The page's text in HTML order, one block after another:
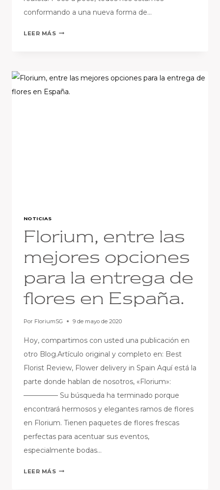
conformando a una nueva forma de…
LEER MÁS MOMENTO
EN
FLORISTERÍA
NOTICIAS
Florium, entre las
mejores opciones
para la entrega de
flores en España.
Por FloriumSG 9 de mayo de 2020
Hoy, compartimos con usted una publicación en
otro Blog.Artículo original y completo en: Best
Florist Review, Flower delivery in Spain Aquí está la
parte donde hablan de nosotros, «Florium»:
————— Su búsqueda ha terminado porque
encontrará hermosos y elegantes ramos de flores
en Florium. Tienen paquetes de flores frescas
perfectas para acentuar sus eventos,
especialmente bodas…
LEER MÁS FLORIUM,